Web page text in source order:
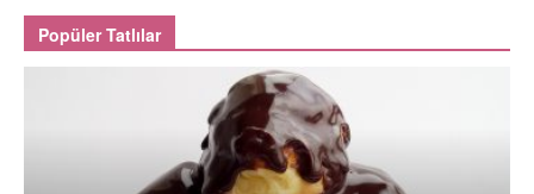
Popüler Tatlılar